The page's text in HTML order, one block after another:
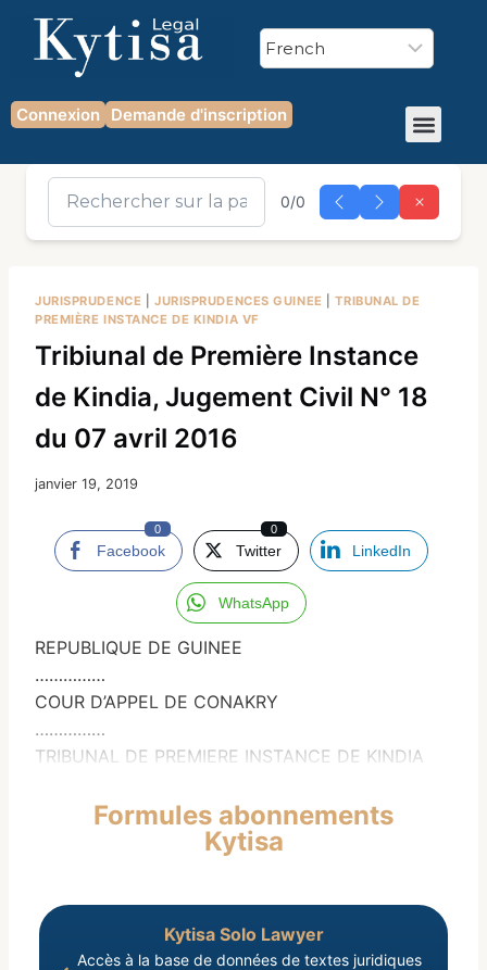
Connexion Demande d'inscription
0/0
JURISPRUDENCE JURISPRUDENCES GUINEE |TRIBUNAL DE
PREMIÈRE INSTANCE DE KINDIA VF
Tribiunal de Première Instance
de Kindia, Jugement Civil N° 18
du 07 avril 2016
janvier 19, 2019
Facebook
0
Twitter
0
LinkedIn
WhatsApp
REPUBLIQUE DE GUINEE
……………
COUR D’APPEL DE CONAKRY
……………
TRIBUNAL DE PREMIERE INSTANCE DE KINDIA
Formules abonnements
Kytisa
Kytisa Solo Lawyer
Accès à la base de données de textes juridiques